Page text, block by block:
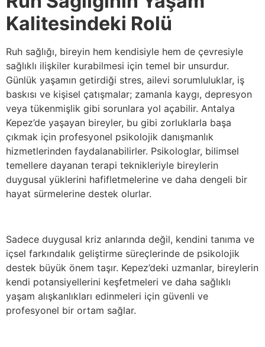
Kalitesindeki Rolü
Ruh sağlığı, bireyin hem kendisiyle hem de çevresiyle
sağlıklı ilişkiler kurabilmesi için temel bir unsurdur.
Günlük yaşamın getirdiği stres, ailevi sorumluluklar, iş
baskısı ve kişisel çatışmalar; zamanla kaygı, depresyon
veya tükenmişlik gibi sorunlara yol açabilir. Antalya
Kepez’de yaşayan bireyler, bu gibi zorluklarla başa
çıkmak için profesyonel psikolojik danışmanlık
hizmetlerinden faydalanabilirler. Psikologlar, bilimsel
temellere dayanan terapi teknikleriyle bireylerin
duygusal yüklerini hafifletmelerine ve daha dengeli bir
hayat sürmelerine destek olurlar.
Sadece duygusal kriz anlarında değil, kendini tanıma ve
içsel farkındalık geliştirme süreçlerinde de psikolojik
destek büyük önem taşır. Kepez’deki uzmanlar, bireylerin
kendi potansiyellerini keşfetmeleri ve daha sağlıklı
yaşam alışkanlıkları edinmeleri için güvenli ve
profesyonel bir ortam sağlar.